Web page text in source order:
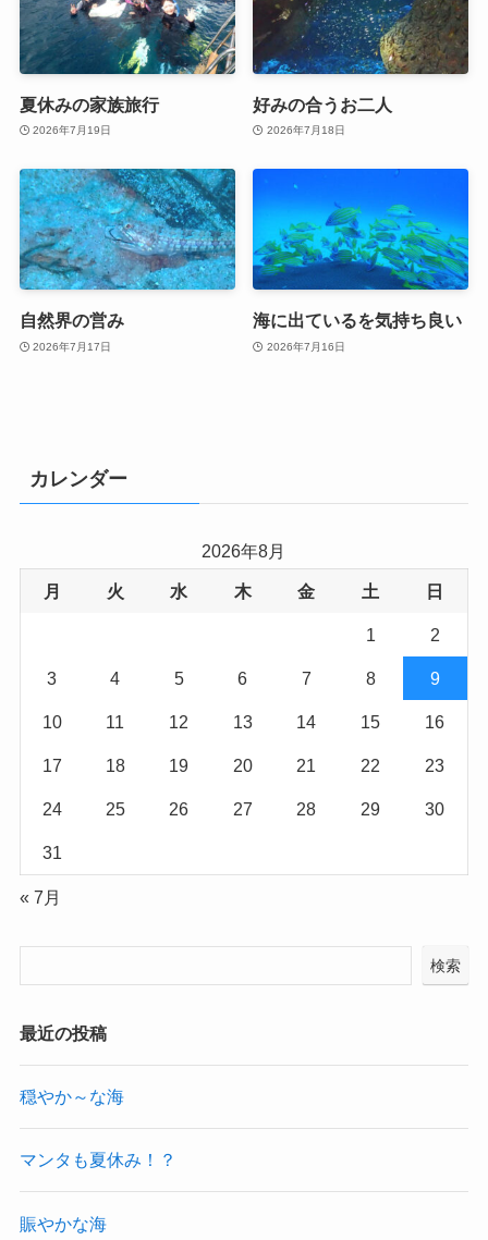
夏休みの家族旅行
2026年7月19日
好みの合うお二人
2026年7月18日
自然界の営み
2026年7月17日
海に出ているを気持ち良い
2026年7月16日
カレンダー
2026年8月
月 火 水 木 金 土 日
1 2
3 4 5 6 7 8 9
10 11 12 13 14 15 16
17 18 19 20 21 22 23
24 25 26 27 28 29 30
31
« 7月
検索
最近の投稿
穏やか～な海
マンタも夏休み！？
賑やかな海